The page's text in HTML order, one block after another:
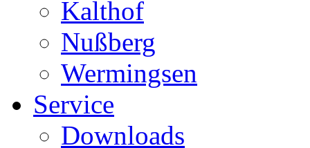
Kalthof
Nußberg
Wermingsen
Service
Downloads